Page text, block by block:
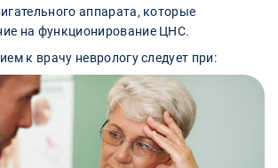
аппарата, которые
на функционирование ЦНС.
к врачу неврологу следует при: